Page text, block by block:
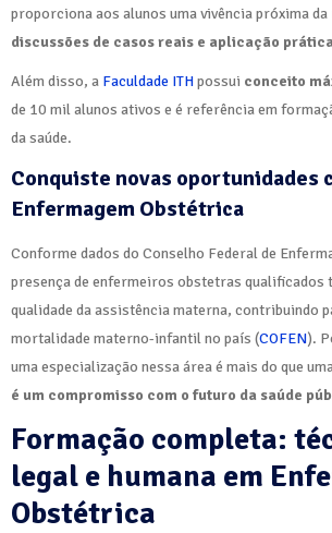
proporciona aos alunos uma vivência próxima da
discussões de casos reais e aplicação
Além disso, a Faculdade ITHpossui conceito
de 10 mil alunos ativos e é referência em
da saúde.
Conquiste novas oportunidades
Enfermagem Obstétrica
Conforme dados do Conselho Federal de
presença de enfermeiros obstetras qualificados
qualidade da assistência materna, contribuindo
mortalidade materno-infantil no país (COFEN).
uma especialização nessa área é mais do que
é um compromisso com o futuro da saúde
Formação completa:
legal e humana em
Obstétrica